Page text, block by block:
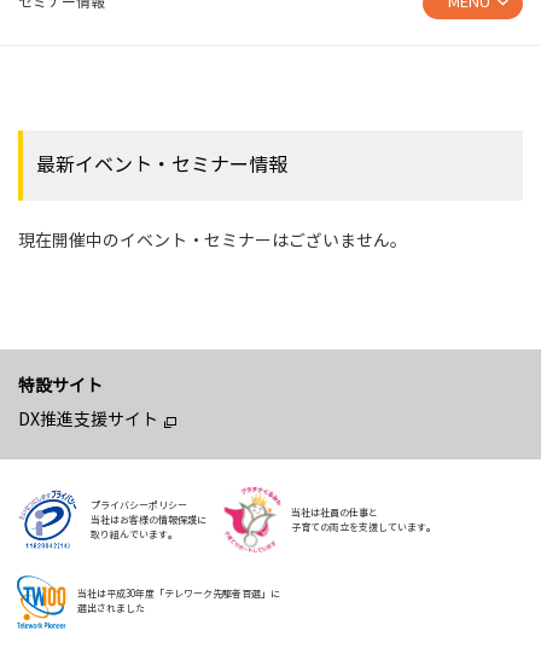
最新イベント・セミナー情報
現在開催中のイベント・セミナーはございません。
特設サイト
DX推進支援サイト
プライバシーポリシー
当社はお客様の情報保護に
取り組んでいます。
当社は社員の仕事と
子育ての両立を支援しています。
当社は平成30年度「テレワーク先駆者百選」に
選出されました